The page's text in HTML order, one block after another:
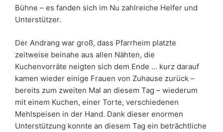
Bühne – es fanden sich im Nu zahlreiche Helfer und
Unterstützer.
Der Andrang war groß, dass Pfarrheim platzte
zeitweise beinahe aus allen Nähten, die
Kuchenvorräte neigten sich dem Ende … kurz darauf
kamen wieder einige Frauen von Zuhause zurück –
bereits zum zweiten Mal an diesem Tag – wiederum
mit einem Kuchen, einer Torte, verschiedenen
Mehlspeisen in der Hand. Dank dieser enormen
Unterstützung konnte an diesem Tag ein beträchtliche